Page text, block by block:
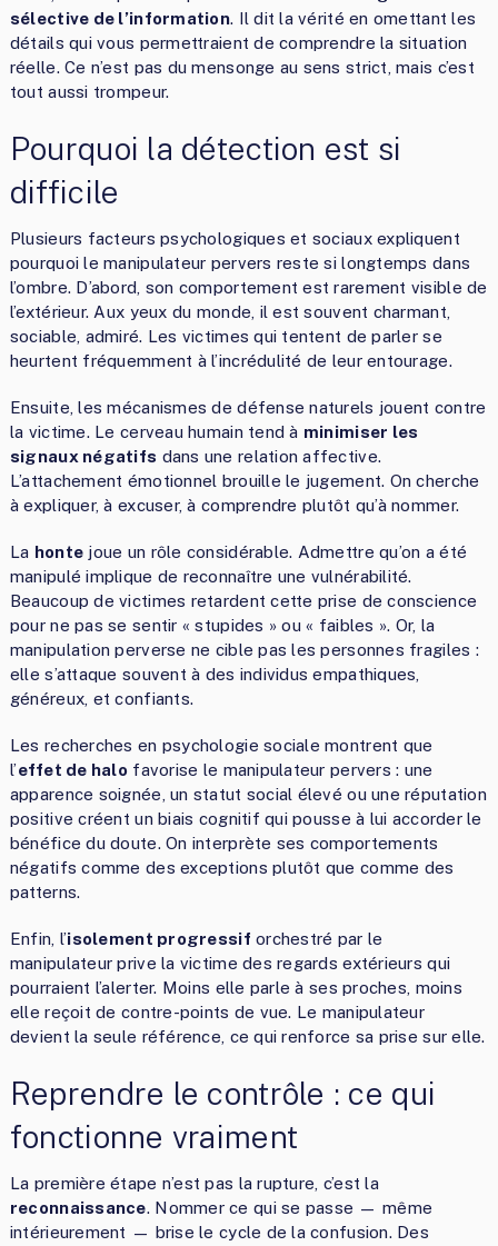
sélective de l’information. Il dit la vérité en omettant les
détails qui vous permettraient de comprendre la situation
réelle. Ce n’est pas du mensonge au sens strict, mais c’est
tout aussi trompeur.
Pourquoi la détection est si
difficile
Plusieurs facteurs psychologiques et sociaux expliquent
pourquoi le manipulateur pervers reste si longtemps dans
l’ombre. D’abord, son comportement est rarement visible de
l’extérieur. Aux yeux du monde, il est souvent charmant,
sociable, admiré. Les victimes qui tentent de parler se
heurtent fréquemment à l’incrédulité de leur entourage.
Ensuite, les mécanismes de défense naturels jouent contre
la victime. Le cerveau humain tend à minimiser les
signaux négatifs dans une relation affective.
L’attachement émotionnel brouille le jugement. On cherche
à expliquer, à excuser, à comprendre plutôt qu’à nommer.
La honte joue un rôle considérable. Admettre qu’on a été
manipulé implique de reconnaître une vulnérabilité.
Beaucoup de victimes retardent cette prise de conscience
pour ne pas se sentir « stupides » ou « faibles ». Or, la
manipulation perverse ne cible pas les personnes fragiles :
elle s’attaque souvent à des individus empathiques,
généreux, et confiants.
Les recherches en psychologie sociale montrent que
l’effet de halo favorise le manipulateur pervers : une
apparence soignée, un statut social élevé ou une réputation
positive créent un biais cognitif qui pousse à lui accorder le
bénéfice du doute. On interprète ses comportements
négatifs comme des exceptions plutôt que comme des
patterns.
Enfin, l’isolement progressif orchestré par le
manipulateur prive la victime des regards extérieurs qui
pourraient l’alerter. Moins elle parle à ses proches, moins
elle reçoit de contre-points de vue. Le manipulateur
devient la seule référence, ce qui renforce sa prise sur elle.
Reprendre le contrôle : ce qui
fonctionne vraiment
La première étape n’est pas la rupture, c’est la
reconnaissance. Nommer ce qui se passe — même
intérieurement — brise le cycle de la confusion. Des